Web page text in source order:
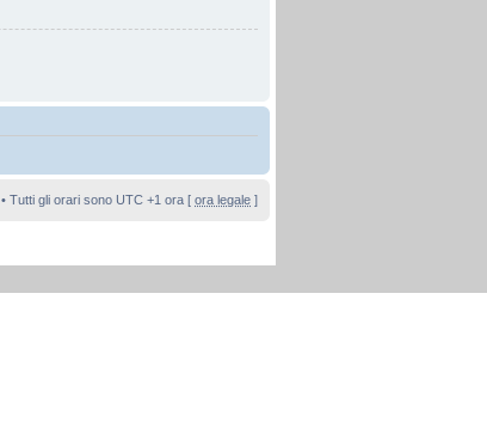
• Tutti gli orari sono UTC +1 ora [ ora legale ]